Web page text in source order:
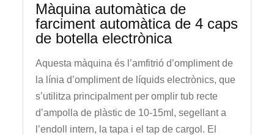
Màquina automàtica de
farciment automàtica de 4 caps
de botella electrònica
Aquesta màquina és l’amfitrió d’ompliment de
la línia d’ompliment de líquids electrònics, que
s’utilitza principalment per omplir tub recte
d’ampolla de plàstic de 10-15ml, segellant a
l’endoll intern, la tapa i el tap de cargol. El